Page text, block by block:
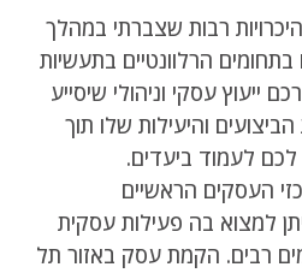
רבות שצברתי במהלך
הרלוונטיים בתעשיות
ייעוץ עסקי וניהולי שיסייע
והיעילות שלו תוך
לכם לעמוד ביעדים.
העסקים הראשיים
למצוא בה פעילות עסקית
רבים. הקמת עסק באזור תל